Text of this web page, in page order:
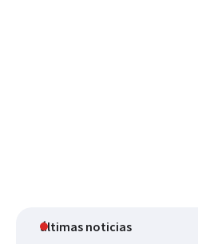
últimas noticias